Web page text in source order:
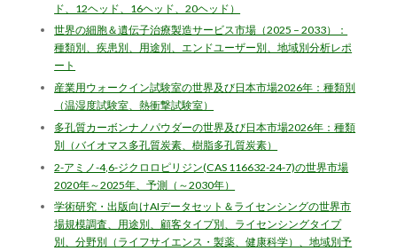
ド、12ヘッド、16ヘッド、20ヘッド）
世界の細胞＆遺伝子治療製造サービス市場（2025 – 2033）：
種類別、疾患別、用途別、エンドユーザー別、地域別分析レポ
ート
産業用ウォークイン試験室の世界及び日本市場2026年：種類別
（温湿度試験室、熱衝撃試験室）
多孔質カーボンナノパウダーの世界及び日本市場2026年：種類
別（バイオマス多孔質炭素、樹脂多孔質炭素）
2-アミノ-4,6-ジクロロピリジン(CAS 116632-24-7)の世界市場
2020年～2025年、予測（～2030年）
学術研究・出版向けAIデータセット＆ライセンシングの世界市
場規模調査、用途別、顧客タイプ別、ライセンシングタイプ
別、分野別（ライフサイエンス・製薬、健康科学）、地域別予